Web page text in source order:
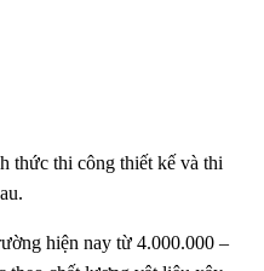
thức thi công thiết kế và thi
hiện nay từ 4.000.000 –